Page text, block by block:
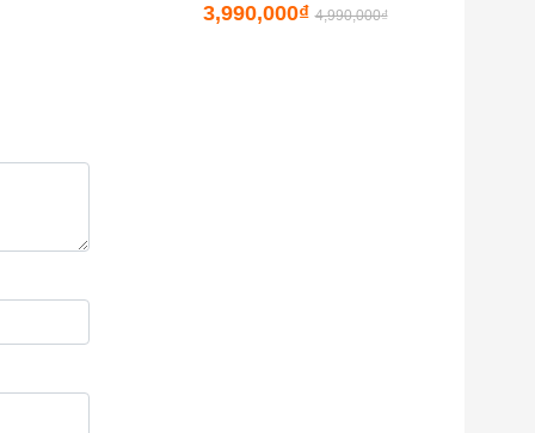
3,990,000₫ 4,990,000₫